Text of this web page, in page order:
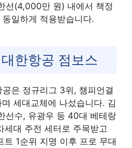
선(4,000만 원) 내에서 책정
일하게 적용받습니다.
한항공 점보스
은 정규리그 3위, 챔피언결
세대교체에 나섰습니다. 김
선수, 유광우 등 40대 베테랑
세대 주전 세터로 주목받고
트 1순위 지명 이후 프로 무대